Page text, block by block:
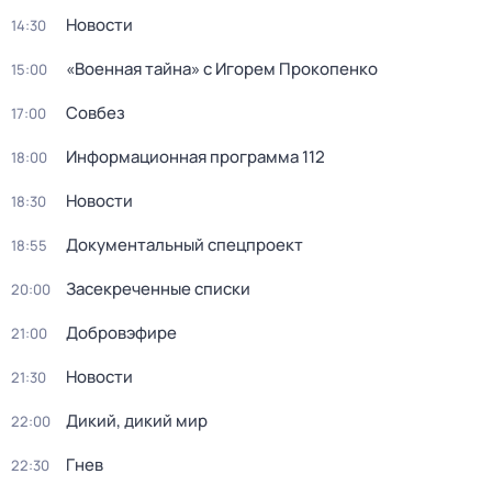
14:30 Новости
15:00 «Военная тайна» с Игорем Прокопенко
17:00 Совбез
18:00 Информационная программа 112
18:30 Новости
18:55 Докyментальный спецпроeкт
20:00 Заcекрeченные списки
21:00 Добровэфире
21:30 Новости
22:00 Дикий, дикий мир
22:30 Гнев